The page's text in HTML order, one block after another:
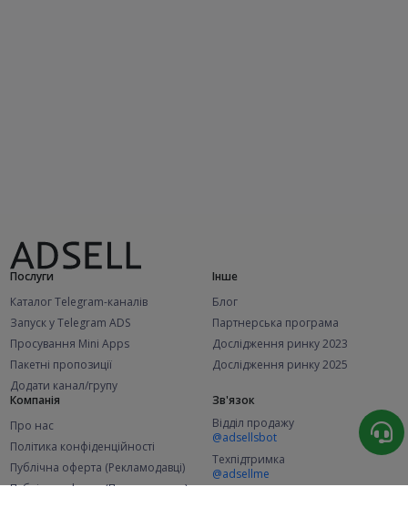
Послуги
Каталог Telegram-каналів
Запуск у Telegram ADS
Просування Mini Apps
Пакетні пропозиції
Додати канал/групу
Інше
Блог
Партнерська програма
Дослідження ринку 2023
Дослідження ринку 2025
Компанія
Про нас
Політика конфіденційності
Публічна оферта (Рекламодавці)
Публічна оферта (Представники)
Зв'язок
Відділ продажу
@adsellsbot
Техпідтримка
@adsellme